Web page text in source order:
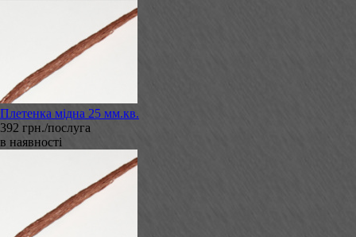
Плетенка мідна 25 мм.кв.
392 грн./послуга
в наявності